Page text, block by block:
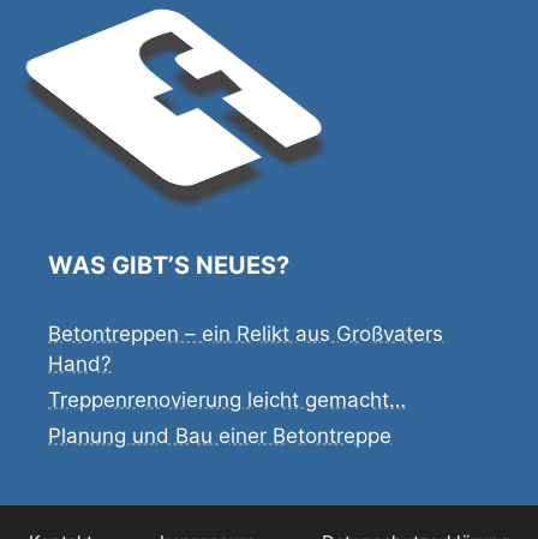
WAS GIBT’S NEUES?
Betontreppen – ein Relikt aus Großvaters
Hand?
Treppenrenovierung leicht gemacht…
Planung und Bau einer Betontreppe